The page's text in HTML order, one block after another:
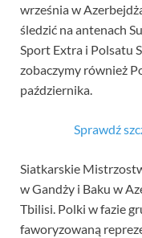
września w
śledzić na antenach
Sport Extra i Polsatu
zobaczymy również
października.
Sprawdź
Siatkarskie
w Gandży i Baku w
Tbilisi. Polki w fazie
faworyzowaną